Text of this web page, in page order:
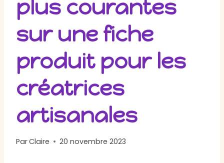
plus courantes
sur une fiche
produit pour les
créatrices
artisanales
ParClaire 20 novembre 2023